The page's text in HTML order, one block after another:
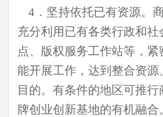
4．坚持依托已有资源。
充分利用已有各类行政和
点、版权服务工作站等，
能开展工作，达到整合资
目的。有条件的地区可推
牌创业创新基地的有机融合